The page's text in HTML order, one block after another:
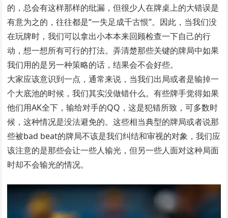
的，总会有这样那样的纰漏，但很少人在牌桌上的大错误是
有意为之的，往往都是“一失足成千古恨”。因此，当我们没
在玩牌时，我们可以拿出小本本来回顾检查一下自己的行
动，想一想所有可行的打法。弄清楚那些关键的牌局中如果
我们用的是另一种策略的话，结果会不会好些。
大家应该意识到一点，通常来说，当我们出局或者是输掉一
个大底池的时候，我们其实没做错什么。有些牌手觉得如果
他们用AK全下，输给对手的QQ，这是犯错所致，可多数时
候，这种情况是没法避免的。这些相当典型的牌局或者说那
些被bad beat的牌局不该是我们纠结和审视的对象，我们应
该注意的是那些会让一些人输光，但另一些人面对这种局面
时却不会输光的情况。